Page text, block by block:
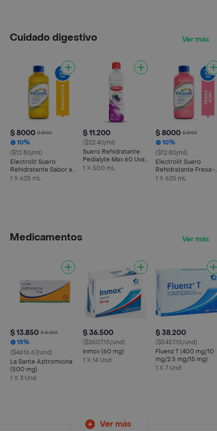
Cuidado digestivo Ver más
$ 8000 $ 8900
10%
($12.80/ml)
Electrolit Suero
Rehidratante Sabor a
Maracuyá
1 X 625 mL
$ 11.200
($22.40/ml)
Suero Rehidratante
Pedialyte Max 60 Uva
Frasco 500 mL
1 X 500 mL
$ 8000 $ 8900
10%
($12.80/ml)
Electrolit Suero
Rehidratante Fresa-
Kiwi
1 X 625 mL
Medicamentos Ver más
$ 13.850 $ 16.300
15%
($4616.67/und)
La Sante Azitromicina
(500 mg)
1 X 3 Und
$ 36.500
($2607.15/und)
Inmox (60 mg)
1 X 14 Und
$ 38.200
($5457.15/und)
Fluenz T (400 mg/10
mg/2.5 mg/15 mg)
1 X 7 Und
Ver más